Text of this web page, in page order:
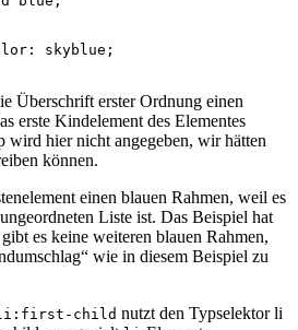
: skyblue ;
Überschrift erster Ordnung einen
erste Kindelement des Elementes
wird hier nicht angegeben, wir hätten
können.
einen blauen Rahmen, weil es
Liste ist. Das Beispiel hat
es keine weiteren blauen Rahmen,
wie in diesem Beispiel zu
child nutzt den Typselektor li